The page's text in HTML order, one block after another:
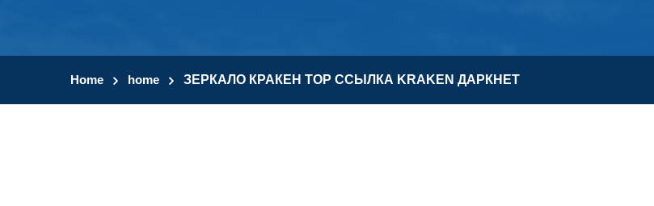
Home home ЗЕРКАЛО КРАКЕН ТОР ССЫЛКА KRAKEN ДАРКНЕТ